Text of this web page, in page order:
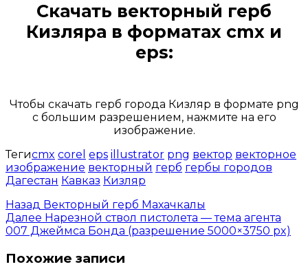
Скачать векторный герб
Кизляра в форматах cmx и
eps:
Чтобы скачать герб города Кизляр в формате png
с большим разрешением, нажмите на его
изображение.
Тегиcmx corel eps illustrator png вектор векторное
изображение векторный герб гербы городов
Дагестан Кавказ Кизляр
Назад Векторный герб Махачкалы
Далее Нарезной ствол пистолета — тема агента
007 Джеймса Бонда (разрешение 5000×3750 px)
Похожие записи